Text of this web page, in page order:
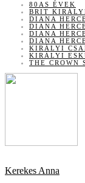
80AS ÉVEK
BRIT
DIANA
DIANA
DIANA
DIANA
KIRÁLYI
KIRÁLYI
THE CROWN
Kerekes Anna